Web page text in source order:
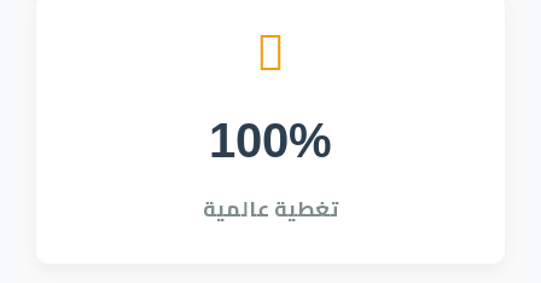
100%
تغطية عالمية